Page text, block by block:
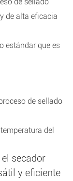
de alta eficacia
estándar que es
de sellado
del
secador
y eficiente